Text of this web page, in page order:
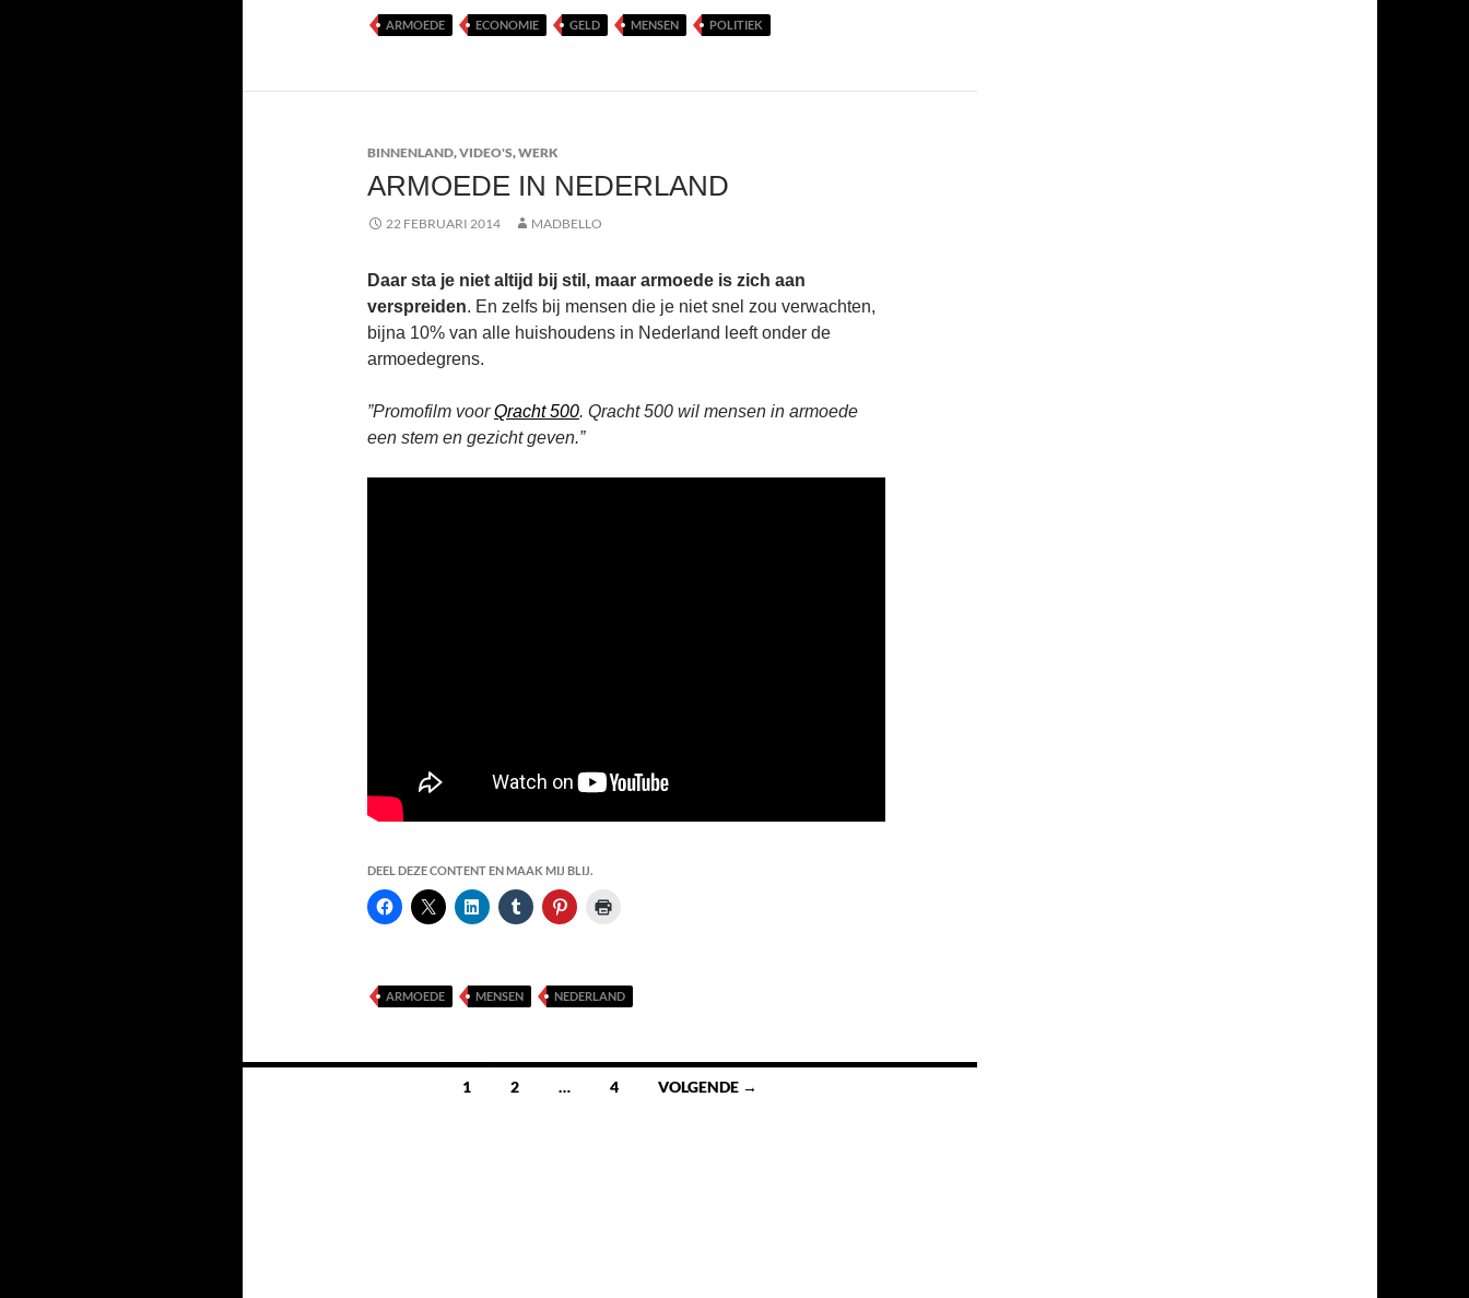
ARMOEDE ECONOMIE GELD MENSEN POLITIEK
BINNENLAND,VIDEO'S,WERK
ARMOEDE IN NEDERLAND
22 FEBRUARI 2014 MADBELLO
Daar sta je niet altijd bij stil, maar armoede is zich aan
verspreiden. En zelfs bij mensen die je niet snel zou verwachten,
bijna 10% van alle huishoudens in Nederland leeft onder de
armoedegrens.
”Promofilm voorQracht 500. Qracht 500 wil mensen in armoede
een stem en gezicht geven.”
DEEL DEZE CONTENT EN MAAK MIJ BLIJ.
ARMOEDE MENSEN NEDERLAND
1 2 … 4 VOLGENDE →